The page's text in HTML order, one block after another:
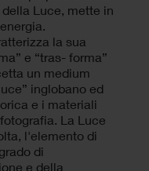
Luce, mette in
la sua
e “tras- forma”
un medium
inglobano ed
e i materiali
La Luce
l'elemento di
di
e della